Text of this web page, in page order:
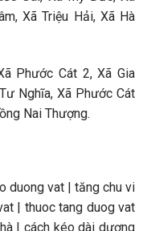
Xã Triệu Hải, Xã Hà
Phước Cát 2, Xã Gia
Nghĩa, Xã Phước Cát
Nai Thượng.
duong vat | tăng chu vi
| thuoc tang duog vat
| cách kéo dài dương